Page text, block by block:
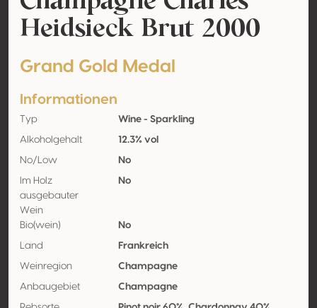
Heidsieck Brut 2000
Grand Gold Medal
Informationen
Typ Wine - Sparkling
Alkoholgehalt 12.3% vol
No/Low No
Im Holz
ausgebauter
Wein
No
Bio(wein) No
Land Frankreich
Weinregion Champagne
Anbaugebiet Champagne